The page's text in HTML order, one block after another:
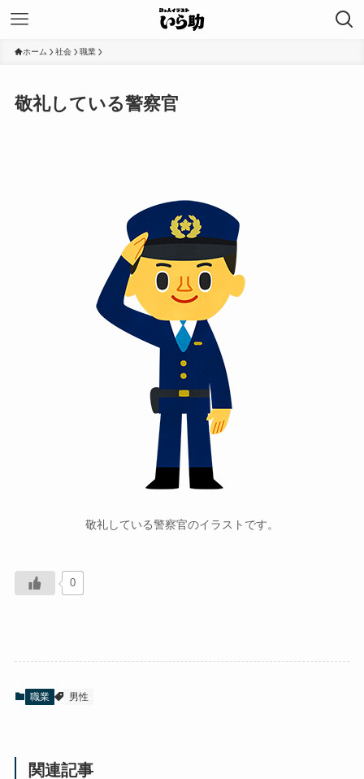
ホーム 社会 職業
敬礼している警察官
敬礼している警察官のイラストです。
0
職業 男性
関連記事